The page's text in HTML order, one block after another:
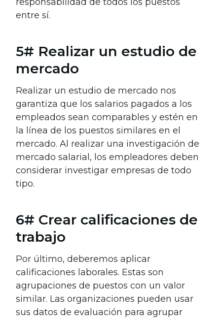
entre sí.
5# Realizar un estudio de
mercado
Realizar un estudio de mercado nos
garantiza que los salarios pagados a los
empleados sean comparables y estén en
la línea de los puestos similares en el
mercado. Al realizar una investigación de
mercado salarial, los empleadores deben
considerar investigar empresas de todo
tipo.
6# Crear calificaciones de
trabajo
Por último, deberemos aplicar
calificaciones laborales. Estas son
agrupaciones de puestos con un valor
similar. Las organizaciones pueden usar
sus datos de evaluación para agrupar